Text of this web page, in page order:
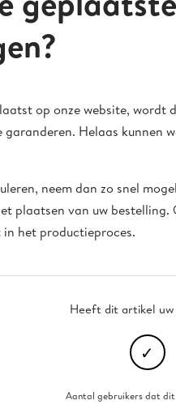
op onze website,
Helaas kunnen
neem dan zo snel
plaatsen van uw bestelling.
het productieproces.
Heeft dit artikel
Aantal gebruikers dat